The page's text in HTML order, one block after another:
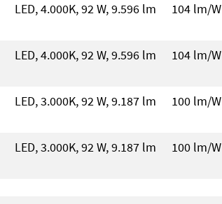
LED, 4.000K, 92 W, 9.596 lm 104 lm/W
LED, 4.000K, 92 W, 9.596 lm 104 lm/W
LED, 3.000K, 92 W, 9.187 lm 100 lm/W
LED, 3.000K, 92 W, 9.187 lm 100 lm/W